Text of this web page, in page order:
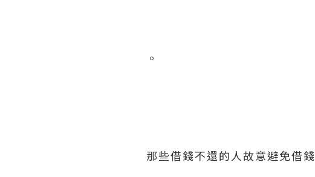
。
那些借錢不還的人故意避免借錢